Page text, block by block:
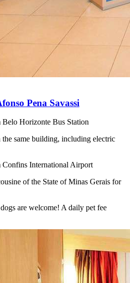
Pena Savassi
Belo Horizonte Bus Station
same building, including electric
Confins International Airport
of the State of Minas Gerais for
are welcome! A daily pet fee